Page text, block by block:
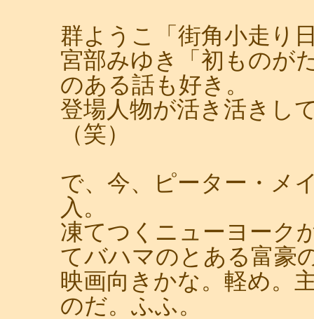
群ようこ「街角小走り
宮部みゆき「初ものが
のある話も好き。
登場人物が活き活きし
（笑）
で、今、ピーター・メ
入。
凍てつくニューヨーク
てバハマのとある富豪
映画向きかな。軽め。
のだ。ふふ。